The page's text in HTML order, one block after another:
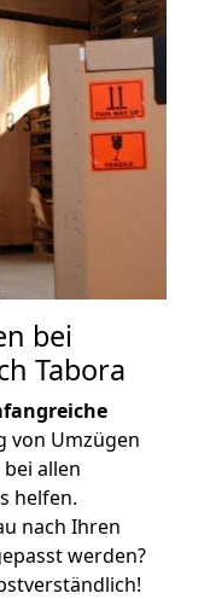
bei
Tabora
von Umzügen
allen
helfen.
nach Ihren
werden?